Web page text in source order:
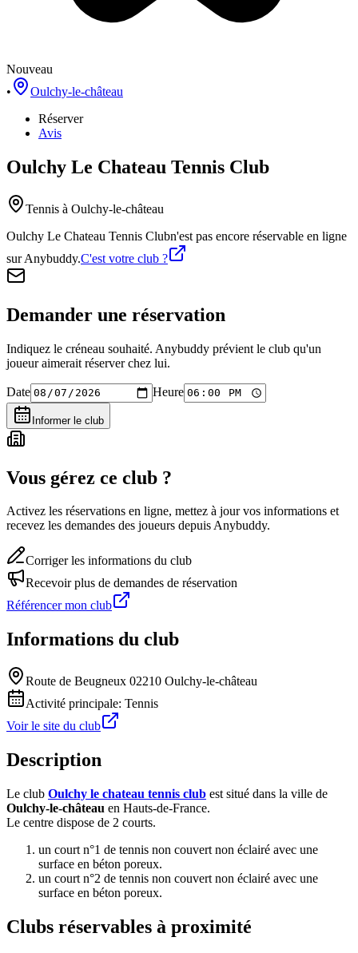
Nouveau
•
Oulchy-le-château
Réserver
Avis
Oulchy Le Chateau Tennis Club
Tennis à Oulchy-le-château
Oulchy Le Chateau Tennis Clubn'est pas encore réservable en ligne
sur Anybuddy.C'est votre club ?
Demander une réservation
Indiquez le créneau souhaité. Anybuddy prévient le club qu'un
joueur aimerait réserver chez lui.
Date Heure
Informer le club
Vous gérez ce club ?
Activez les réservations en ligne, mettez à jour vos informations et
recevez les demandes des joueurs depuis Anybuddy.
Corriger les informations du club
Recevoir plus de demandes de réservation
Référencer mon club
Informations du club
Route de Beugneux 02210 Oulchy-le-château
Activité principale: Tennis
Voir le site du club
Description
Le club Oulchy le chateau tennis club est situé dans la ville de
Oulchy-le-château en Hauts-de-France.
Le centre dispose de 2 courts.
un court n°1 de tennis non couvert non éclairé avec une
surface en béton poreux.
un court n°2 de tennis non couvert non éclairé avec une
surface en béton poreux.
Clubs réservables à proximité